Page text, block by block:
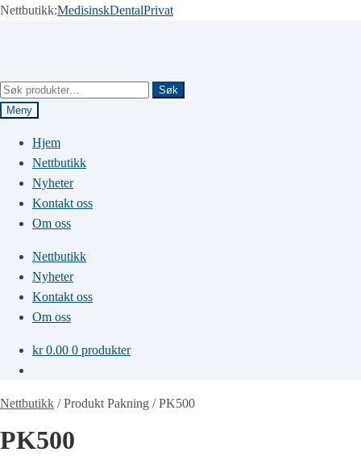
Nettbutikk:MedisinskDentalPrivat
Søk
etter:
Søk
Meny
Hjem
Nettbutikk
Nyheter
Kontakt oss
Om oss
Nettbutikk
Nyheter
Kontakt oss
Om oss
kr0.00 0 produkter
Nettbutikk /Produkt Pakning /PK500
PK500